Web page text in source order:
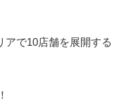
アで10店舗を展開する